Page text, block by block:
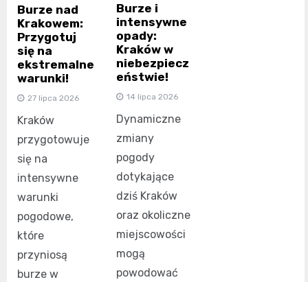
Burze nad
Krakowem:
Przygotuj
się na
ekstremalne
warunki!
27 lipca 2026
Kraków
przygotowuje
się na
intensywne
warunki
pogodowe,
które
przyniosą
burze w
Burze i
intensywne
opady:
Kraków w
niebezpiecz
eństwie!
14 lipca 2026
Dynamiczne
zmiany
pogody
dotykające
dziś Kraków
oraz okoliczne
miejscowości
mogą
powodować